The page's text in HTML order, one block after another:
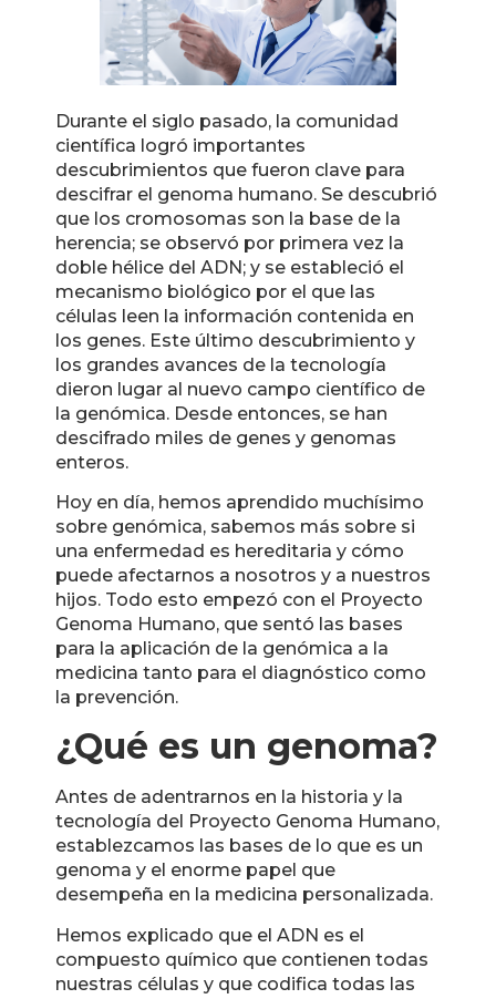
Durante el siglo pasado, la comunidad
científica logró importantes
descubrimientos que fueron clave para
descifrar el genoma humano. Se descubrió
que los cromosomas son la base de la
herencia; se observó por primera vez la
doble hélice del ADN; y se estableció el
mecanismo biológico por el que las
células leen la información contenida en
los genes. Este último descubrimiento y
los grandes avances de la tecnología
dieron lugar al nuevo campo científico de
la genómica. Desde entonces, se han
descifrado miles de genes y genomas
enteros.
Hoy en día, hemos aprendido muchísimo
sobre genómica, sabemos más sobre si
una enfermedad es hereditaria y cómo
puede afectarnos a nosotros y a nuestros
hijos. Todo esto empezó con el Proyecto
Genoma Humano, que sentó las bases
para la aplicación de la genómica a la
medicina tanto para el diagnóstico como
la prevención.
¿Qué es un genoma?
Antes de adentrarnos en la historia y la
tecnología del Proyecto Genoma Humano,
establezcamos las bases de lo que es un
genoma y el enorme papel que
desempeña en la medicina personalizada.
Hemos explicado que el ADN es el
compuesto químico que contienen todas
nuestras células y que codifica todas las